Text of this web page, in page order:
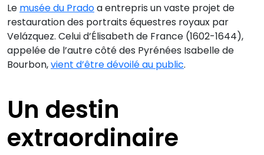
Le musée du Pradoa entrepris un vaste projet de
restauration des portraits équestres royaux par
Velázquez. Celui d’Élisabeth de France (1602-1644),
appelée de l’autre côté des Pyrénées Isabelle de
Bourbon,vient d’être dévoilé au public.
Un destin
extraordinaire